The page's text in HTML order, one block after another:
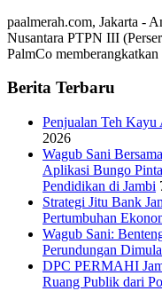
paalmerah.com, Jakarta -
Nusantara PTPN III
PalmCo
Berita Terbaru
Penjualan Teh Kayu
2026
Wagub Sani
Aplikasi Bungo
Pendidikan di Jambi
Strategi Jitu Bank
Pertumbuhan
Wagub Sani:
Perundungan
DPC PERMAHI
Ruang Publik dari